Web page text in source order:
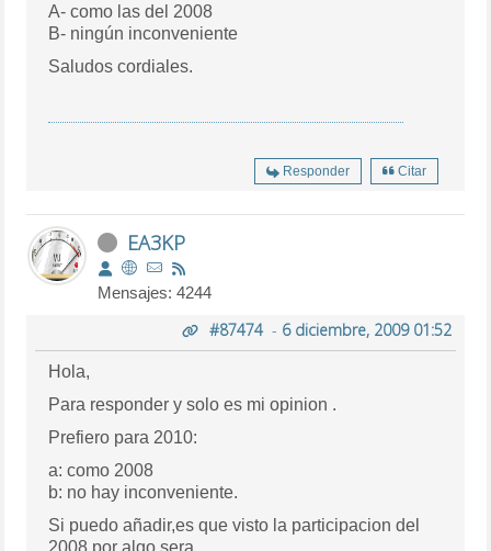
A- como las del 2008
B- ningún inconveniente
Saludos cordiales.
Responder Citar
EA3KP
Mensajes: 4244
#87474- 6 diciembre, 2009 01:52
Hola,
Para responder y solo es mi opinion .
Prefiero para 2010:
a: como 2008
b: no hay inconveniente.
Si puedo añadir,es que visto la participacion del
2008,por algo sera.